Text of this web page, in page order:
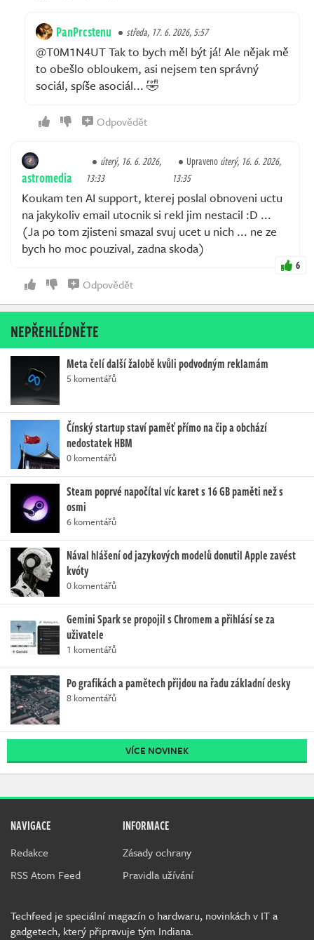
PanPrcstenu středa, 17. 6. 2026, 5:57
@T0M1N4UT Tak to bych měl být já! Ale nějak mě
to obešlo obloukem, asi nejsem ten správný
sociál, spíše asociál... 🤣
Odpovědět
astromedia
úterý, 16. 6. 2026,
13:33
Upravenoúterý, 16. 6. 2026,
13:35
Koukam ten AI support, kterej poslal obnoveni uctu
na jakykoliv email utocnik si rekl jim nestacil :D ...
(Ja po tom zjisteni smazal svuj ucet u nich ... ne ze
bych ho moc pouzival, zadna skoda)
6
Odpovědět
NEPŘEHLÉDNĚTE
Meta čelí další žalobě kvůli podvodným reklamám
5 komentářů
Čínský startup staví paměť přímo na čip a obchází
nedostatek HBM
0 komentářů
Steam poprvé napočítal víc karet s 16 GB paměti než s
osmi
6 komentářů
Nával hlášení od jazykových modelů donutil Apple zavést
kvóty
0 komentářů
Gemini Spark se propojil s Chromem a přihlásí se za
uživatele
1 komentářů
Po grafikách a pamětech přijdou na řadu základní desky
8 komentářů
VÍCE NOVINEK
NAVIGACE
Redakce
RSS Atom Feed
INFORMACE
Zásady ochrany
Pravidla užívání
Techfeed je speciální magazín o hardwaru, novinkách v IT a
gadgetech, který připravuje tým Indiana.